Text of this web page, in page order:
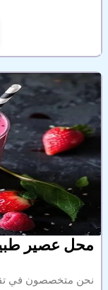
محل عصير
نحن متخصصون في